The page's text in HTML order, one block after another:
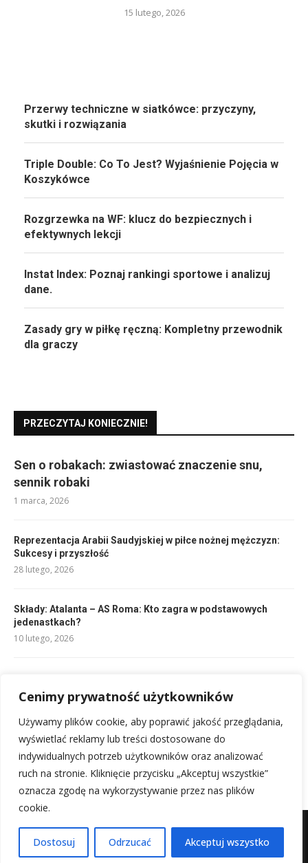
Cenimy prywatność użytkowników
Używamy plików cookie, aby poprawić jakość przeglądania,
wyświetlać reklamy lub treści dostosowane do
indywidualnych potrzeb użytkowników oraz analizować
ruch na stronie. Kliknięcie przycisku „Akceptuj wszystkie”
oznacza zgodę na wykorzystywanie przez nas plików
cookie.
Dostosuj Odrzucać Akceptuj wszystko
15 lutego, 2026
Przerwy techniczne w siatkówce: przyczyny,
skutki i rozwiązania
Triple Double: Co To Jest? Wyjaśnienie Pojęcia w
Koszykówce
Rozgrzewka na WF: klucz do bezpiecznych i
efektywnych lekcji
Instat Index: Poznaj rankingi sportowe i analizuj
dane.
Zasady gry w piłkę ręczną: Kompletny przewodnik
dla graczy
PRZECZYTAJ KONIECZNIE!
Sen o robakach: zwiastować znaczenie snu,
sennik robaki
1 marca, 2026
Reprezentacja Arabii Saudyjskiej w piłce nożnej mężczyzn:
Sukcesy i przyszłość
28 lutego, 2026
Składy: Atalanta – AS Roma: Kto zagra w podstawowych
jedenastkach?
10 lutego, 2026
14 lutego, 2026
Składy Inter Mediolan kontra Al-Nassr: kto zagra?
10 lutego, 2026
Mapa witryny Kontakt z nami